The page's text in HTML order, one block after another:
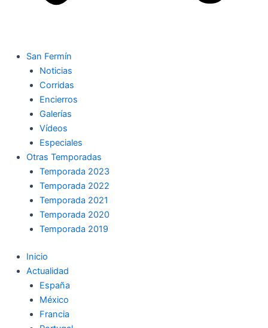
San Fermín
Noticias
Corridas
Encierros
Galerías
Vídeos
Especiales
Otras Temporadas
Temporada 2023
Temporada 2022
Temporada 2021
Temporada 2020
Temporada 2019
Inicio
Actualidad
España
México
Francia